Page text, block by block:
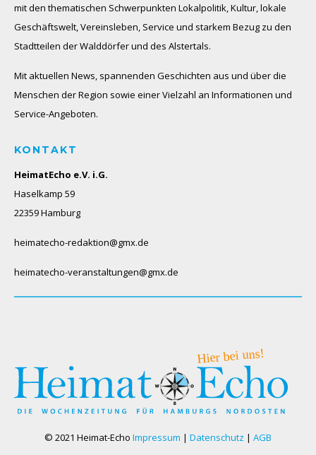
mit den thematischen Schwerpunkten Lokalpolitik, Kultur, lokale
Geschäftswelt, Vereinsleben, Service und starkem Bezug zu den
Stadtteilen der Walddörfer und des Alstertals.
Mit aktuellen News, spannenden Geschichten aus und über die
Menschen der Region sowie einer Vielzahl an Informationen und
Service-Angeboten.
KONTAKT
HeimatEcho e.V. i.G.
Haselkamp 59
22359 Hamburg
heimatecho-redaktion@gmx.de
heimatecho-veranstaltungen@gmx.de
© 2021 Heimat-Echo Impressum | Datenschutz | AGB